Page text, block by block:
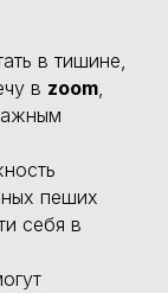
в тишине,
в zoom,
пеших
себя в